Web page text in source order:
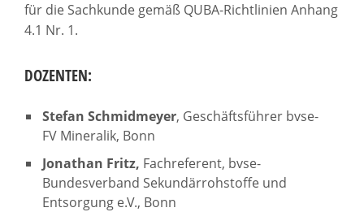
für die Sachkunde gemäß QUBA-Richtlinien Anhang
4.1 Nr. 1.
DOZENTEN:
Stefan Schmidmeyer, Geschäftsführer bvse-
FV Mineralik, Bonn
Jonathan Fritz, Fachreferent, bvse-
Bundesverband Sekundärrohstoffe und
Entsorgung e.V., Bonn